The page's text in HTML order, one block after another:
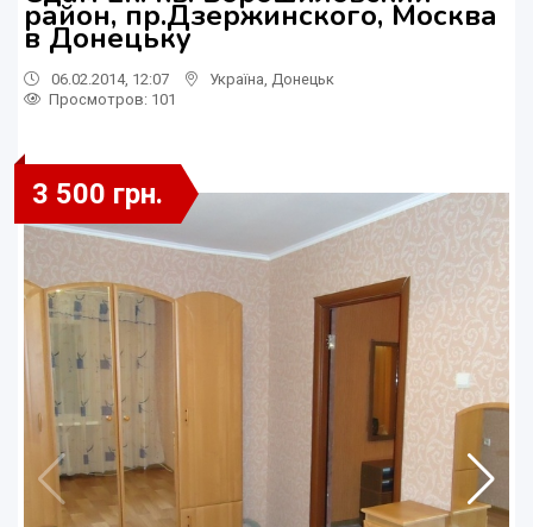
район, пр.Дзержинского, Москва
в Донецьку
06.02.2014, 12:07 Україна Донецьк
Просмотров: 101
3 500 грн.